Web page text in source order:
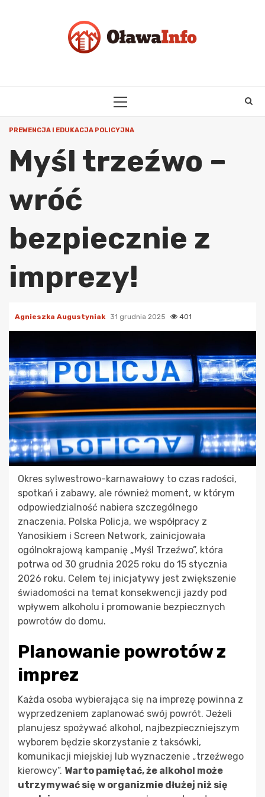
PRIMARY
PREWENCJA I EDUKACJA POLICYJNA
Myśl trzeźwo –
wróć
bezpiecznie z
imprezy!
Agnieszka Augustyniak 31 grudnia 2025 401
Okres sylwestrowo-karnawałowy to czas radości,
spotkań i zabawy, ale również moment, w którym
odpowiedzialność nabiera szczególnego
znaczenia. Polska Policja, we współpracy z
Yanosikiem i Screen Network, zainicjowała
ogólnokrajową kampanię „Myśl Trzeźwo”, która
potrwa od 30 grudnia 2025 roku do 15 stycznia
2026 roku. Celem tej inicjatywy jest zwiększenie
świadomości na temat konsekwencji jazdy pod
wpływem alkoholu i promowanie bezpiecznych
powrotów do domu.
Planowanie powrotów z
imprez
Każda osoba wybierająca się na imprezę powinna z
wyprzedzeniem zaplanować swój powrót. Jeżeli
planujesz spożywać alkohol, najbezpieczniejszym
wyborem będzie skorzystanie z taksówki,
komunikacji miejskiej lub wyznaczenie „trzeźwego
kierowcy”. Warto pamiętać, że alkohol może
utrzymywać się w organizmie dłużej niż się